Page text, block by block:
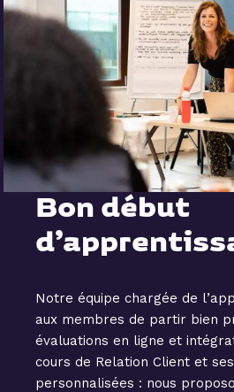
Bon début
Notre équipe chargée de
aux membres de partir bien
évaluations en ligne et
cours de Relation Client et
personnalisées : nous